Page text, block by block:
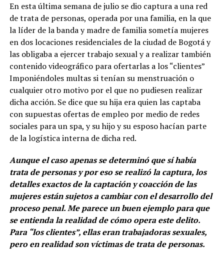
En esta última semana de julio se dio captura a una red
de trata de personas, operada por una familia, en la que
la líder de la banda y madre de familia sometía mujeres
en dos locaciones residenciales de la ciudad de Bogotá y
las obligaba a ejercer trabajo sexual y a realizar también
contenido videográfico para ofertarlas a los “clientes”
Imponiéndoles multas si tenían su menstruación o
cualquier otro motivo por el que no pudiesen realizar
dicha acción. Se dice que su hija era quien las captaba
con supuestas ofertas de empleo por medio de redes
sociales para un spa, y su hijo y su esposo hacían parte
de la logística interna de dicha red.
Aunque el caso apenas se determinó que sí había
trata de personas y por eso se realizó la captura, los
detalles exactos de la captación y coacción de las
mujeres están sujetos a cambiar con el desarrollo del
proceso penal. Me parece un buen ejemplo para que
se entienda la realidad de cómo opera este delito.
Para “los clientes”, ellas eran trabajadoras sexuales,
pero en realidad son víctimas de trata de personas.